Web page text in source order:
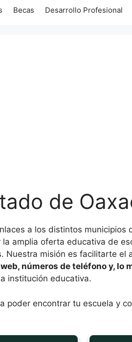
Becas Desarrollo Profesional
de
a los distintos municipios
amplia oferta educativa de
Nuestra misión es facilitarte el
números de teléfono y, lo
institución educativa.
poder encontrar tu escuela y